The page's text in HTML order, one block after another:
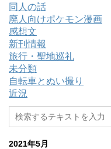
同人の話
廃人向けポケモン漫画
感想文
新刊情報
旅行・聖地巡礼
未分類
自転車とぬい撮り
近況
2021年5月